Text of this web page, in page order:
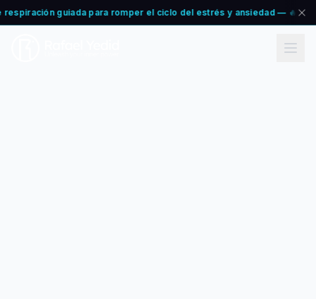
guiada para romper el ciclo del estrés y ansiedad — 🔥